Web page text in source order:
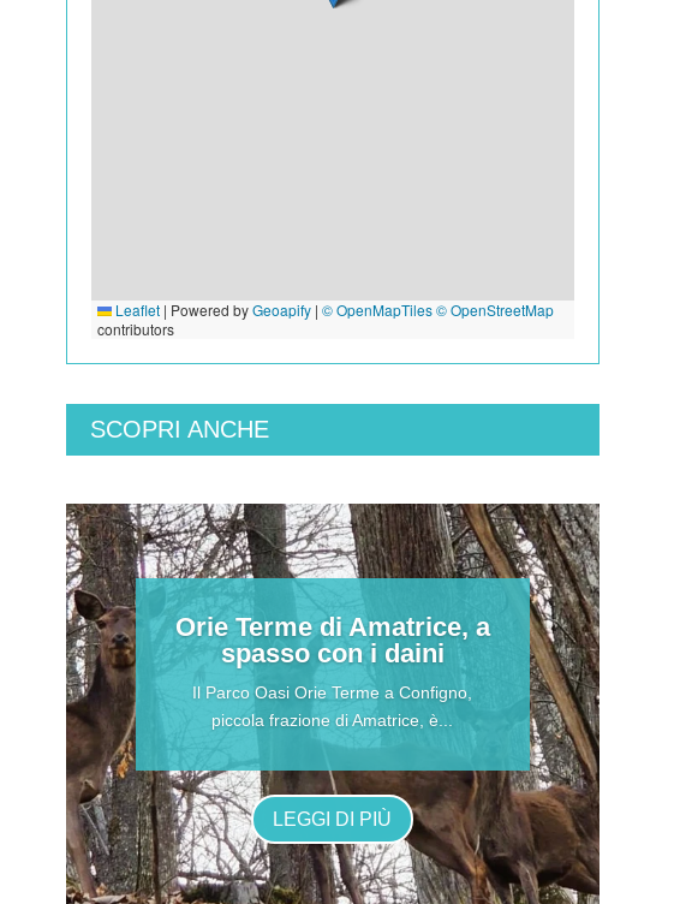
Leaflet | Powered byGeoapify| © OpenMapTiles© OpenStreetMap
contributors
SCOPRI ANCHE
Orie Terme di Amatrice, a
spasso con i daini
Il Parco Oasi Orie Terme a Configno,
piccola frazione di Amatrice, è...
LEGGI DI PIÙ